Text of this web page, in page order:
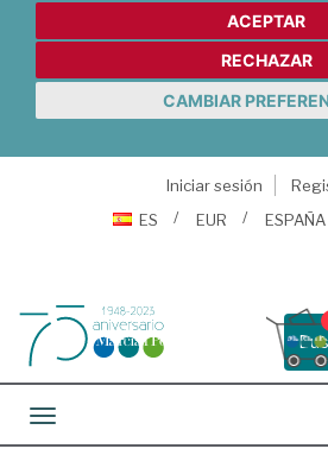
ACEPTAR
RECHAZAR
CAMBIAR
Iniciar sesión
ES
EUR
Toggle navigation